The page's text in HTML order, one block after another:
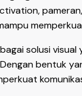
solusi
bentuk